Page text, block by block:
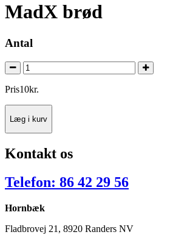
MadX brød
Antal
Pris10kr.
Læg i kurv
Kontakt os
Telefon: 86 42 29 56
Hornbæk
Fladbrovej 21, 8920 Randers NV